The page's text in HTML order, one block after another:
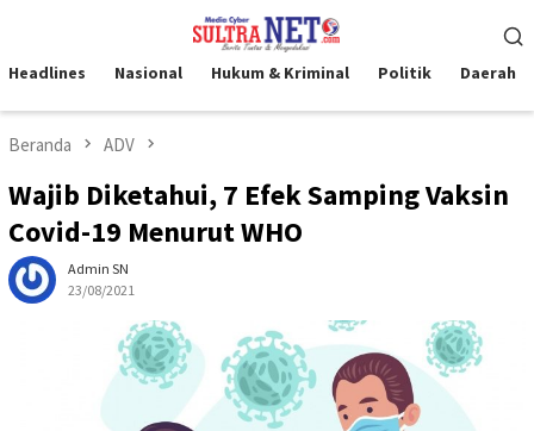
kontenMobile
Headlines Nasional Hukum & Kriminal Politik Daerah
Beranda ADV
Wajib Diketahui, 7 Efek Samping Vaksin
Covid-19 Menurut WHO
Admin SN
23/08/2021